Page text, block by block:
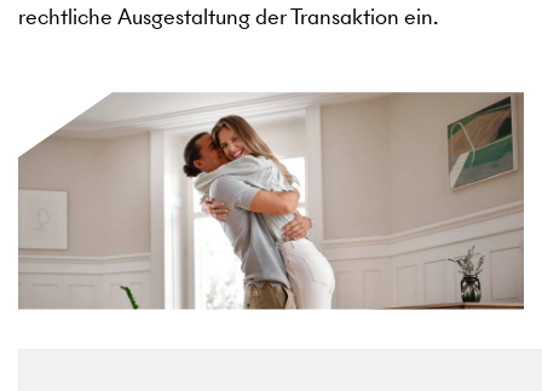
rechtliche Ausgestaltung der Transaktion ein.